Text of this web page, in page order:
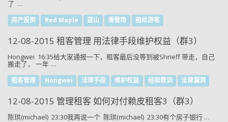
了 …
房产投资 Red Maple 蓝山 滑雪场 租给游客
12-08-2015 租客管理 用法律手段维护权益（群3）
Hongwei 16:35给大家通报一下，租客最后没等到被Shrieff 带走，自己
搬走了， 一年 …
租客管理 Hongwei 法律手段 维护权益 经验教训 法律漏洞
12-08-2015 管理租客 如何对付赖皮租客3（群3）
陈珙(michael) 23:30我再说一个 陈珙(michael) 23:30有个房子银行 …